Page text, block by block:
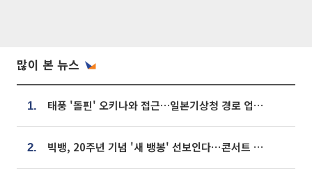
많이 본 뉴스
1. 태풍 '돌핀' 오키나와 접근…일본기상청 경로 업데이트
2. 빅뱅, 20주년 기념 '새 뱅봉' 선보인다⋯콘서트 앞두고 팝업 개최